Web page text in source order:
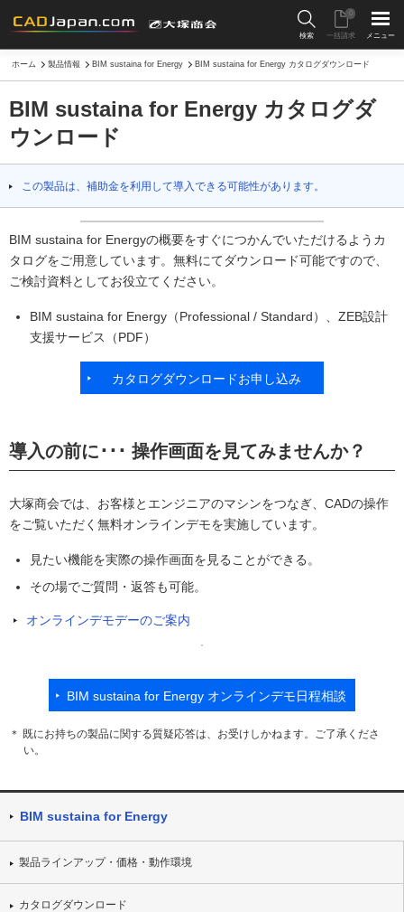
検索 一括請求
0
メニュー
ホーム 製品情報 BIM sustaina for Energy BIM sustaina for Energy カタログダウンロード
BIM sustaina for Energy カタログダ
ウンロード
この製品は、補助金を利用して導入できる可能性があります。
BIM sustaina for Energyの概要をすぐにつかんでいただけるようカ
タログをご用意しています。無料にてダウンロード可能ですので、
ご検討資料としてお役立てください。
BIM sustaina for Energy（Professional / Standard）、ZEB設計
支援サービス（PDF）
カタログダウンロードお申し込み
導入の前に･･･ 操作画面を見てみませんか？
大塚商会では、お客様とエンジニアのマシンをつなぎ、CADの操作
をご覧いただく無料オンラインデモを実施しています。
見たい機能を実際の操作画面を見ることができる。
その場でご質問・返答も可能。
オンラインデモデーのご案内
BIM sustaina for Energy オンラインデモ日程相談
＊ 既にお持ちの製品に関する質疑応答は、お受けしかねます。ご了承くださ
い。
BIM sustaina for Energy
製品ラインアップ・価格・動作環境
カタログダウンロード